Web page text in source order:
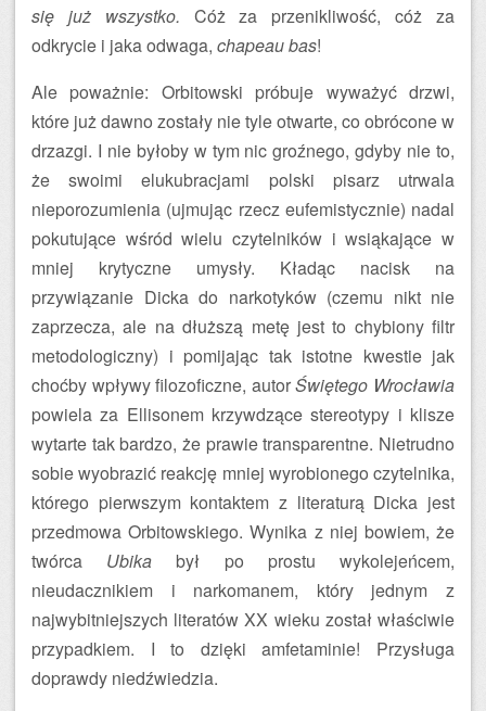
się już wszystko. Cóż za przenikliwość, cóż za
odkrycie i jaka odwaga, chapeau bas!
Ale poważnie: Orbitowski próbuje wyważyć drzwi,
które już dawno zostały nie tyle otwarte, co obrócone w
drzazgi. I nie byłoby w tym nic groźnego, gdyby nie to,
że swoimi elukubracjami polski pisarz utrwala
nieporozumienia (ujmując rzecz eufemistycznie) nadal
pokutujące wśród wielu czytelników i wsiąkające w
mniej krytyczne umysły. Kładąc nacisk na
przywiązanie Dicka do narkotyków (czemu nikt nie
zaprzecza, ale na dłuższą metę jest to chybiony filtr
metodologiczny) i pomijając tak istotne kwestie jak
choćby wpływy filozoficzne, autorŚwiętego Wrocławia
powiela za Ellisonem krzywdzące stereotypy i klisze
wytarte tak bardzo, że prawie transparentne. Nietrudno
sobie wyobrazić reakcję mniej wyrobionego czytelnika,
którego pierwszym kontaktem z literaturą Dicka jest
przedmowa Orbitowskiego. Wynika z niej bowiem, że
twórca Ubika był po prostu wykolejeńcem,
nieudacznikiem i narkomanem, który jednym z
najwybitniejszych literatów XX wieku został właściwie
przypadkiem. I to dzięki amfetaminie! Przysługa
doprawdy niedźwiedzia.